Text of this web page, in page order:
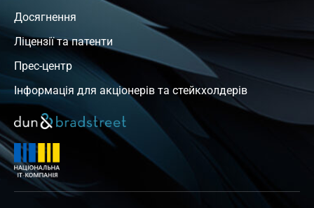
Досягнення
Ліцензії та патенти
Прес-центр
Інформація для акціонерів та стейкхолдерів